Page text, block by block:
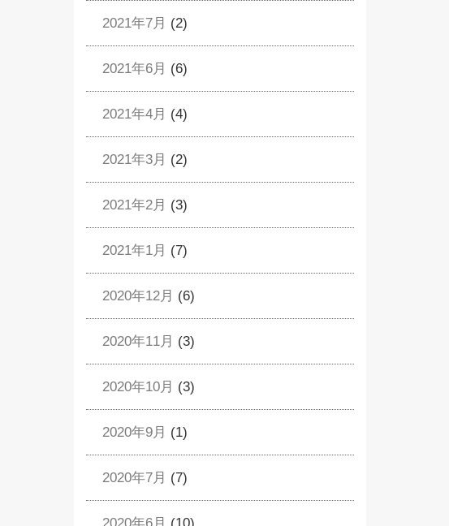
2021年7月 (2)
2021年6月 (6)
2021年4月 (4)
2021年3月 (2)
2021年2月 (3)
2021年1月 (7)
2020年12月 (6)
2020年11月 (3)
2020年10月 (3)
2020年9月 (1)
2020年7月 (7)